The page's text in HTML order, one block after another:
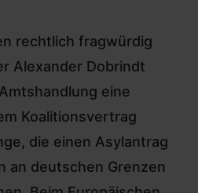
rechtlich fragwürdig
Alexander Dobrindt
eine
Koalitionsvertrag
die einen Asylantrag
an deutschen Grenzen